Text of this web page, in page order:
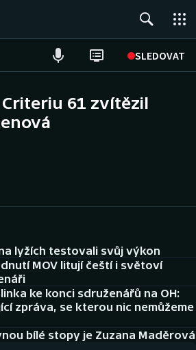
SLEDOVAT
61 zvítězil
lyžích testovali svůj výkon
MOV litují čeští i světoví
ke konci sdruženářů na OH:
zpráva, se kterou nic nemůžeme
bílé stopy je Zuzana Maděrová